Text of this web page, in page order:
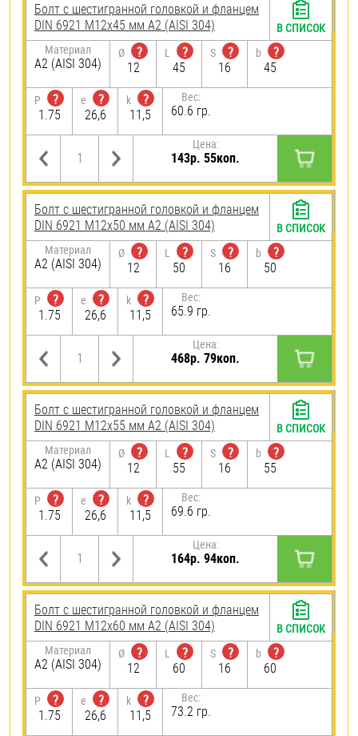
Болт с шестигранной головкой и фланцем
DIN 6921 М12х45 мм А2 (AISI 304)
Материал
А2 (AISI 304)
Ø
?
12
L
?
45
S
?
16
b
?
45
P
?
1.75
e
?
26,6
k
?
11,5
Вес:
60.6 гр.
Цена:
143р. 55коп.
В СПИСОК
Болт с шестигранной головкой и фланцем
DIN 6921 М12х50 мм А2 (AISI 304)
Материал
А2 (AISI 304)
Ø
?
12
L
?
50
S
?
16
b
?
50
P
?
1.75
e
?
26,6
k
?
11,5
Вес:
65.9 гр.
Цена:
468р. 79коп.
В СПИСОК
Болт с шестигранной головкой и фланцем
DIN 6921 М12х55 мм А2 (AISI 304)
Материал
А2 (AISI 304)
Ø
?
12
L
?
55
S
?
16
b
?
55
P
?
1.75
e
?
26,6
k
?
11,5
Вес:
69.6 гр.
Цена:
164р. 94коп.
В СПИСОК
Болт с шестигранной головкой и фланцем
DIN 6921 М12х60 мм А2 (AISI 304)
Материал
А2 (AISI 304)
Ø
?
12
L
?
60
S
?
16
b
?
60
P
?
1.75
e
?
26,6
k
?
11,5
Вес:
73.2 гр.
В СПИСОК